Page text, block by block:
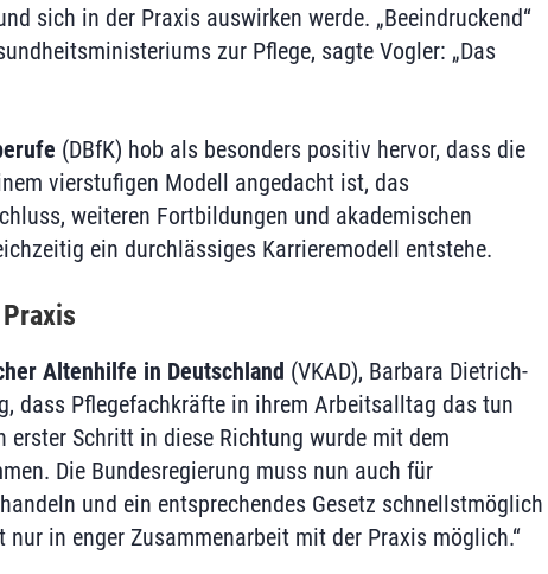
sich in der Praxis auswirken werde. „Beeindruckend“
zur Pflege, sagte Vogler: „Das
(DBfK) hob als besonders positiv hervor, dass die
vierstufigen Modell angedacht ist, das
weiteren Fortbildungen und akademischen
ein durchlässiges Karrieremodell entstehe.
Altenhilfe in Deutschland (VKAD), Barbara Dietrich-
dass Pflegefachkräfte in ihrem Arbeitsalltag das tun
Schritt in diese Richtung wurde mit dem
Die Bundesregierung muss nun auch für
und ein entsprechendes Gesetz schnellstmöglich
in enger Zusammenarbeit mit der Praxis möglich.“